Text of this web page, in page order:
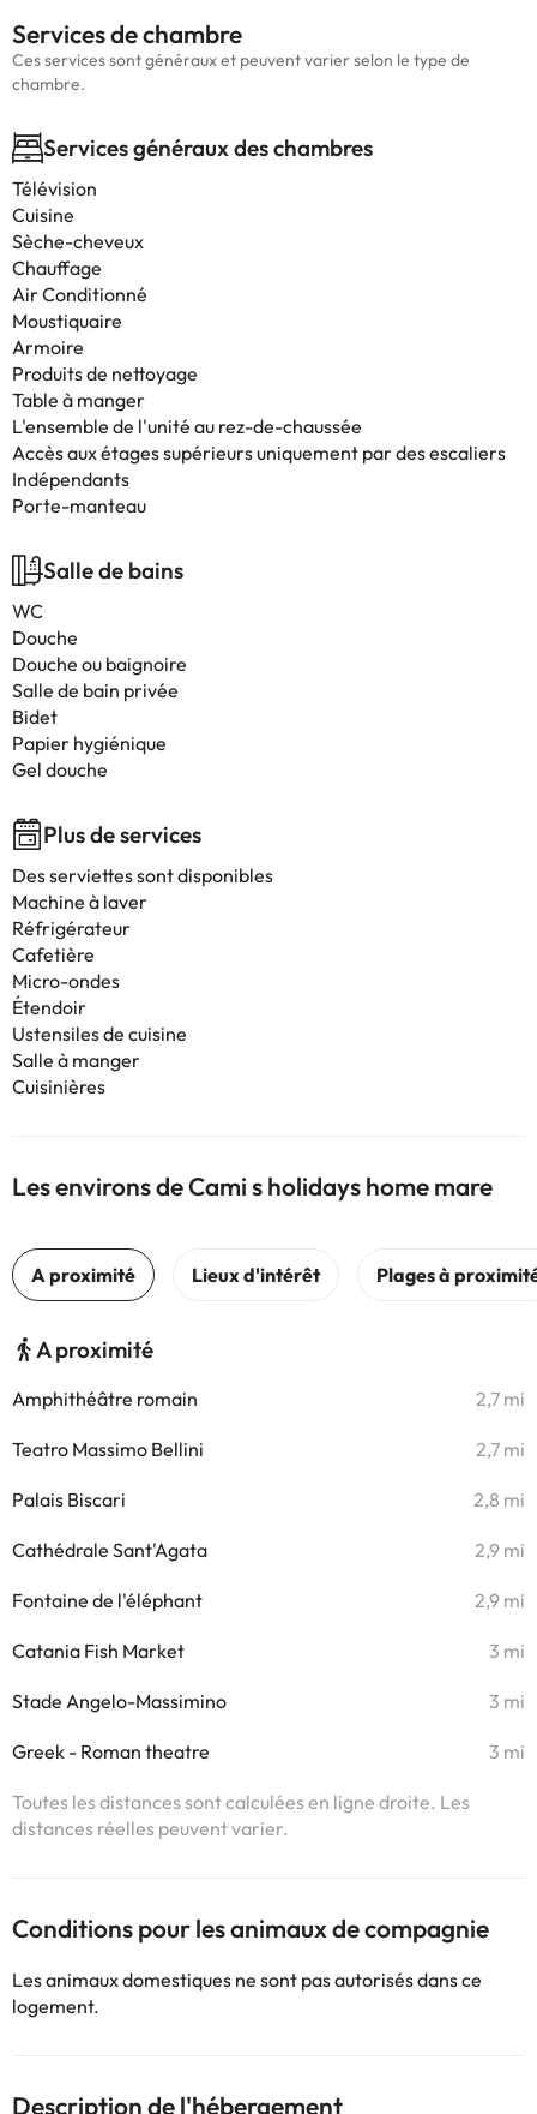
Services de chambre
Ces services sont généraux et peuvent varier selon le type de
chambre.
Services généraux des chambres
Télévision
Cuisine
Sèche-cheveux
Chauffage
Air Conditionné
Moustiquaire
Armoire
Produits de nettoyage
Table à manger
L'ensemble de l'unité au rez-de-chaussée
Accès aux étages supérieurs uniquement par des escaliers
Indépendants
Porte-manteau
Salle de bains
WC
Douche
Douche ou baignoire
Salle de bain privée
Bidet
Papier hygiénique
Gel douche
Plus de services
Des serviettes sont disponibles
Machine à laver
Réfrigérateur
Cafetière
Micro-ondes
Étendoir
Ustensiles de cuisine
Salle à manger
Cuisinières
Les environs de Cami s holidays home mare
A proximité
Amphithéâtre romain 2,7 mi
Teatro Massimo Bellini 2,7 mi
Palais Biscari 2,8 mi
Cathédrale Sant'Agata 2,9 mi
Fontaine de l'éléphant 2,9 mi
Catania Fish Market 3 mi
Stade Angelo-Massimino 3 mi
Greek - Roman theatre 3 mi
Toutes les distances sont calculées en ligne droite. Les
distances réelles peuvent varier.
Conditions pour les animaux de compagnie
Les animaux domestiques ne sont pas autorisés dans ce
logement.
Description de l'hébergement